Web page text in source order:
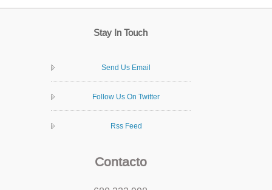
Stay In Touch
Send Us Email
Follow Us On Twitter
Rss Feed
Contacto